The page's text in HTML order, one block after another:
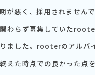
が悪く、採用されません
わらず募集していた
ました。rooterのアルバ
えた時点での良かった点